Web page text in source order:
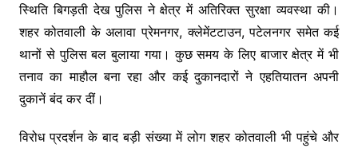
स्थिति बिगड़ती देख पुलिस ने क्षेत्र में अतिरिक्त सुरक्षा व्यवस्था की।
शहर कोतवाली के अलावा प्रेमनगर, क्लेमेंटटाउन, पटेलनगर समेत कई
थानों से पुलिस बल बुलाया गया। कुछ समय के लिए बाजार क्षेत्र में भी
तनाव का माहौल बना रहा और कई दुकानदारों ने एहतियातन अपनी
दुकानें बंद कर दीं।
विरोध प्रदर्शन के बाद बड़ी संख्या में लोग शहर कोतवाली भी पहुंचे और